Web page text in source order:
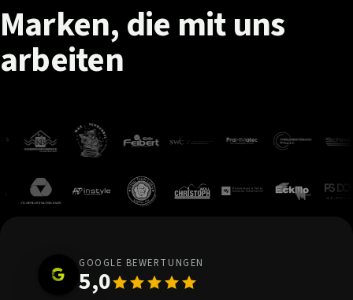
Marken,die mituns
arbeiten
GOOGLE BEWERTUNGEN
5,0